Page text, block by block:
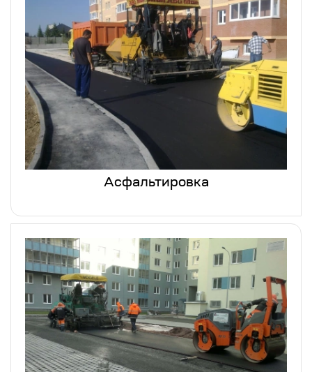
Асфальтировка